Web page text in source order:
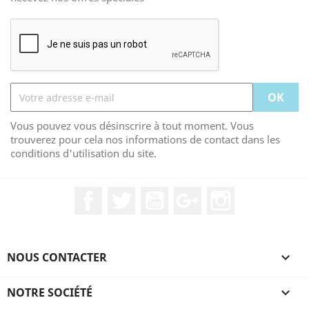
Vous pouvez vous désinscrire à tout moment. Vous
trouverez pour cela nos informations de contact dans les
conditions d'utilisation du site.
NOUS CONTACTER 
NOTRE SOCIÉTÉ 